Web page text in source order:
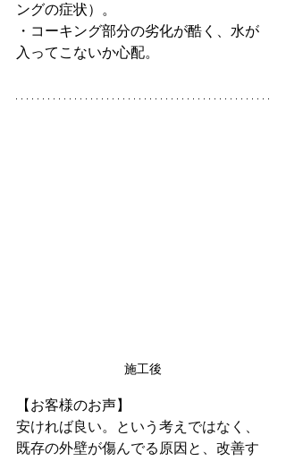
ングの症状）。
・コーキング部分の劣化が酷く、水が
入ってこないか心配。
施工後
【お客様のお声】
安ければ良い。という考えではなく、
既存の外壁が傷んでる原因と、改善す